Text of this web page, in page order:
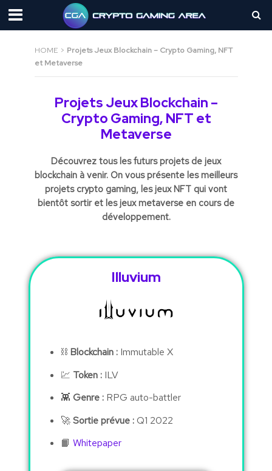
HOME > Projets Jeux Blockchain – Crypto Gaming, NFT
et Metaverse
Projets Jeux Blockchain –
Crypto Gaming, NFT et
Metaverse
Découvrez tous les futurs projets de jeux
blockchain à venir. On vous présente les meilleurs
projets crypto gaming, les jeux NFT qui vont
bientôt sortir et les jeux metaverse en cours de
développement.
Illuvium
⛓ Blockchain :Immutable X
💹 Token :ILV
👾 Genre :RPG auto-battler
🚀Sortie prévue :Q1 2022
📙 Whitepaper